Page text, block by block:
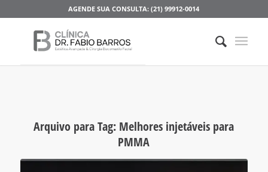
AGENDE SUA CONSULTA: (21) 99912-0014
Arquivo para Tag: Melhores injetáveis para
PMMA